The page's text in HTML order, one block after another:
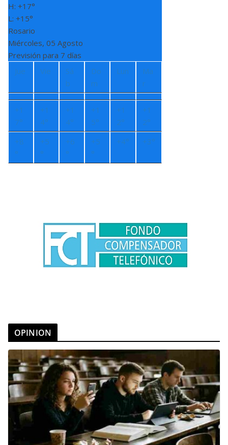
H: +17°
L: +15°
Rosario
Miércoles, 05 Agosto
Previsión para 7 días
Jue
Vie
Sá
b
Do
m
Lun
Ma
r
+1
7°
+1
4°
+1
4°
+1
5°
+1
2°
+1
2°
+8
°
+5
°
+6
°
+5
°
+4° +3°
OPINION